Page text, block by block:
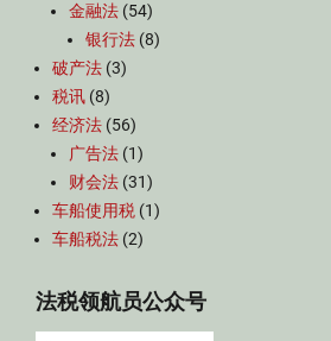
金融法 (54)
银行法 (8)
破产法 (3)
税讯 (8)
经济法 (56)
广告法 (1)
财会法 (31)
车船使用税 (1)
车船税法 (2)
法税领航员公众号